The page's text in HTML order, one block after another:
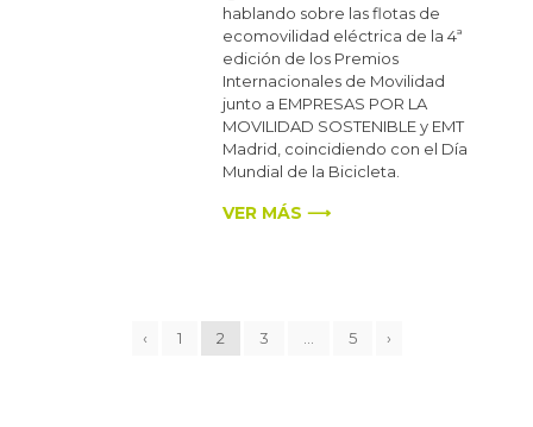
hablando sobre las flotas de
ecomovilidad eléctrica de la 4ª
edición de los Premios
Internacionales de Movilidad
junto a EMPRESAS POR LA
MOVILIDAD SOSTENIBLE y EMT
Madrid, coincidiendo con el Día
Mundial de la Bicicleta.
VER MÁS ⟶
‹ 1 2 3 5 ›